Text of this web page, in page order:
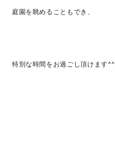
庭園を眺めることもでき、
特別な時間をお過ごし頂けます^^